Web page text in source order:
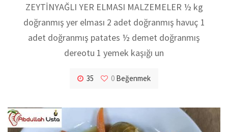
ZEYTİNYAĞLI YER ELMASI MALZEMELER ½ kg
doğranmış yer elması 2 adet doğranmış havuç 1
adet doğranmış patates ½ demet doğranmış
dereotu 1 yemek kaşığı un
35 0 Beğenmek